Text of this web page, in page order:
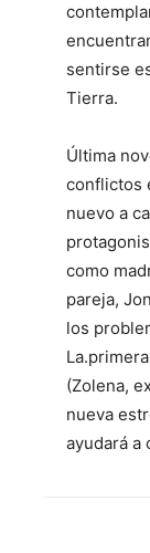
sentirse
Tierra.
Última
conflictos
nuevo a
como
pareja,
los
(Zolena,
nueva
ayudará a